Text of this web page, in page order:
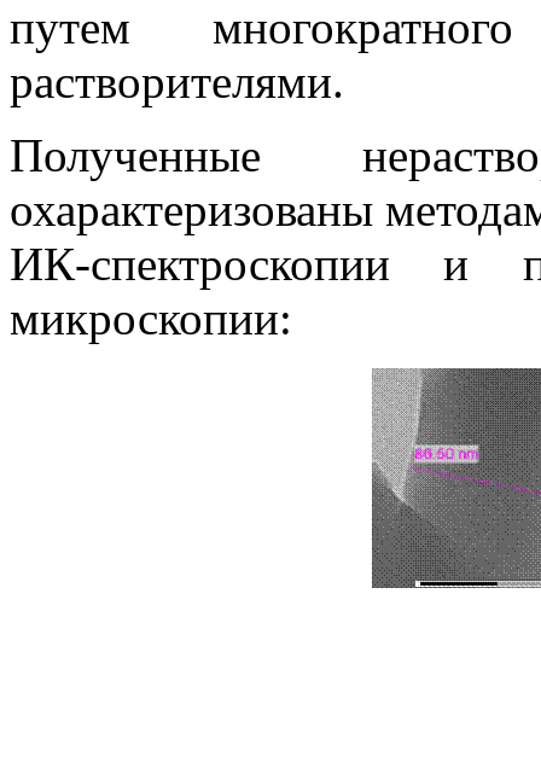
путем
растворителями.
Полученные
охарактеризованы
ИК-спектроскопии и
микроскопии: